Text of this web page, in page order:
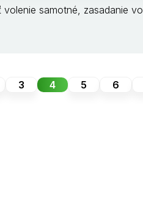
samotné, zasadanie vo
3 4 5 6